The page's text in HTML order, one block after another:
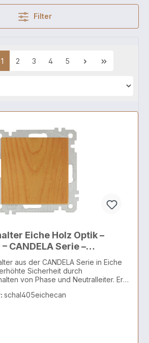
Filter
1 2 3 4 5
Eiche Holz Optik –
CANDELA Serie –
aus der CANDELA Serie in Eiche
Sicherheit durch
von Phase und Neutralleiter. Er
der Stromversorgung
Wohnräume, Bäder oder
schal405eichecan